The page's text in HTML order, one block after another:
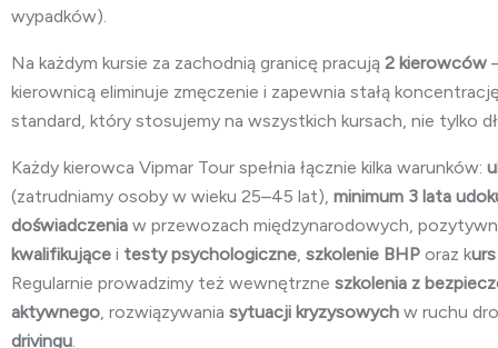
wypadków).
Na każdym kursie za zachodnią granicę pracują 2 kierowców
kierownicą eliminuje zmęczenie i zapewnia stałą
standard, który stosujemy na wszystkich kursach, nie tylko
Każdy kierowca Vipmar Tour spełnia łącznie kilka warunków:
(zatrudniamy osoby w wieku 25–45 lat), minimum 3 lata
doświadczenia w przewozach międzynarodowych,
kwalifikujące i testy psychologiczne, szkolenie BHP oraz k
Regularnie prowadzimy też wewnętrzne szkolenia z
aktywnego, rozwiązywania sytuacji kryzysowych w ruchu
drivingu.